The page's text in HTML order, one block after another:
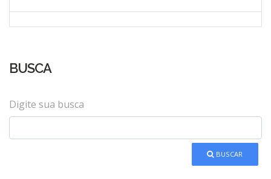
BUSCA
Digite sua busca
BUSCAR